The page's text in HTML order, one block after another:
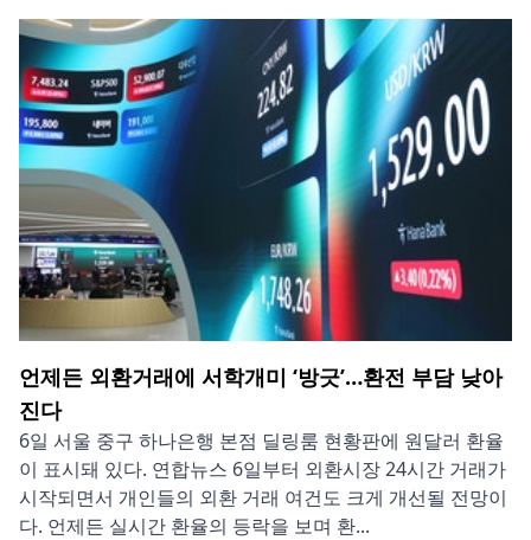
언제든 외환거래에 서학개미 ‘방긋’…환전 부담 낮아
진다
6일 서울 중구 하나은행 본점 딜링룸 현황판에 원달러 환율
이 표시돼 있다. 연합뉴스 6일부터 외환시장 24시간 거래가
시작되면서 개인들의 외환 거래 여건도 크게 개선될 전망이
다. 언제든 실시간 환율의 등락을 보며 환...